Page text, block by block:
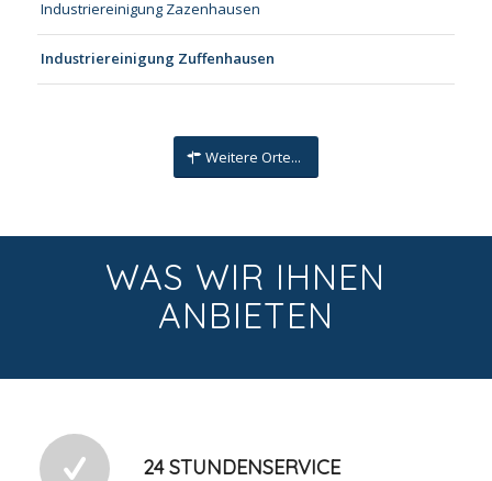
Industriereinigung Zazenhausen
Industriereinigung Zuffenhausen
Weitere Orte...
WAS WIR IHNEN
ANBIETEN
24 STUNDENSERVICE